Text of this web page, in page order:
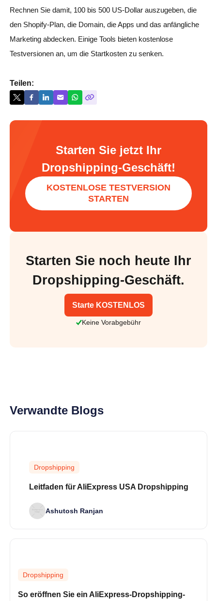
Rechnen Sie damit, 100 bis 500 US-Dollar auszugeben, die
den Shopify-Plan, die Domain, die Apps und das anfängliche
Marketing abdecken. Einige Tools bieten kostenlose
Testversionen an, um die Startkosten zu senken.
Teilen:
Starten Sie jetzt Ihr
Dropshipping-Geschäft!
KOSTENLOSE TESTVERSION
STARTEN
Starten Sie noch heute Ihr
Dropshipping-Geschäft.
Starte KOSTENLOS
Keine Vorabgebühr
Verwandte Blogs
Dropshipping
Leitfaden für AliExpress USA Dropshipping
Ashutosh Ranjan
Dropshipping
So eröffnen Sie ein AliExpress-Dropshipping-